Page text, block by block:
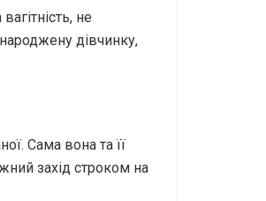
не
дівчинку,
Сама вона та її
захід строком на